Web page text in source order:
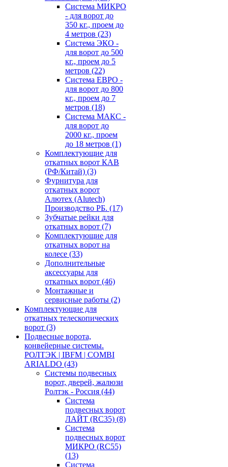
Система МИКРО
- для ворот до
350 кг., проем до
4 метров (23)
Система ЭКО -
для ворот до 500
кг., проем до 5
метров (22)
Система ЕВРО -
для ворот до 800
кг., проем до 7
метров (18)
Система МАКС -
для ворот до
2000 кг., проем
до 18 метров (1)
Комплектующие для
откатных ворот КАВ
(РФ/Китай) (3)
Фурнитура для
откатных ворот
Алютех (Alutech)
Производство РБ. (17)
Зубчатые рейки для
откатных ворот (7)
Комплектующие для
откатных ворот на
колесе (33)
Дополнительные
аксессуары для
откатных ворот (46)
Монтажные и
сервисные работы (2)
Комплектующие для
откатных телескопических
ворот (3)
Подвесные ворота,
конвейерные системы.
РОЛТЭК | IBFM | COMBI
ARIALDO (43)
Системы подвесных
ворот, дверей, жалюзи
Ролтэк - Россия (44)
Система
подвесных ворот
ЛАЙТ (RC35) (8)
Система
подвесных ворот
МИКРО (RC55)
(13)
Система